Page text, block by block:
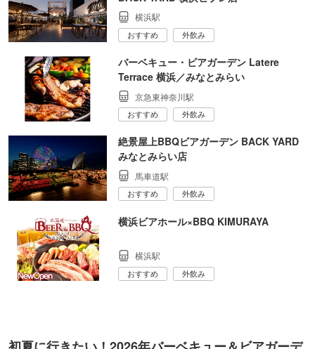
横浜駅
おすすめ 外飲み
バーベキュー・ビアガーデン Latere
Terrace 横浜／みなとみらい
京急東神奈川駅
おすすめ 外飲み
絶景屋上BBQビアガーデン BACK YARD
みなとみらい店
馬車道駅
おすすめ 外飲み
横浜ビアホール×BBQ KIMURAYA
横浜駅
おすすめ 外飲み